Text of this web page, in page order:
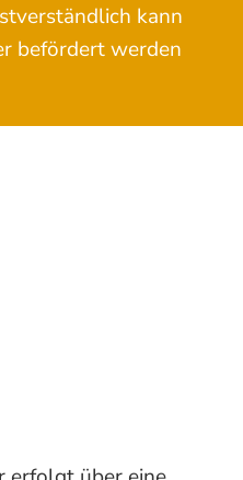
kann
befördert werden